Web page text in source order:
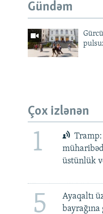
Gündəm
Çox izlənən
1
üstünlük
5
Ayaqaltı